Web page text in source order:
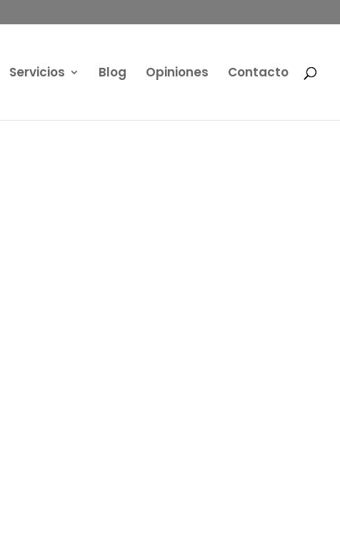
Servicios Blog Opiniones Contacto